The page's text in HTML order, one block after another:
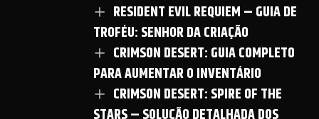
RESIDENT EVIL REQUIEM – GUIA DE
TROFÉU: SENHOR DA CRIAÇÃO
CRIMSON DESERT: GUIA COMPLETO
PARA AUMENTAR O INVENTÁRIO
CRIMSON DESERT: SPIRE OF THE